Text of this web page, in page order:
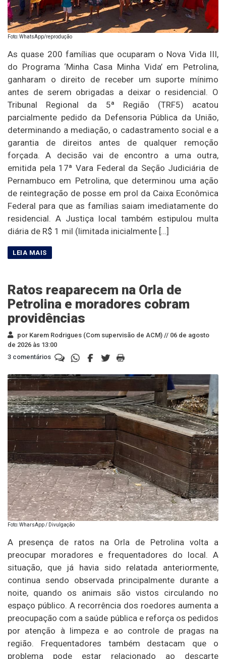
Foto: WhatsApp/reprodução
As quase 200 famílias que ocuparam o Nova Vida III,
do Programa ‘Minha Casa Minha Vida’ em Petrolina,
ganharam o direito de receber um suporte mínimo
antes de serem obrigadas a deixar o residencial. O
Tribunal Regional da 5ª Região (TRF5) acatou
parcialmente pedido da Defensoria Pública da União,
determinando a mediação, o cadastramento social e a
garantia de direitos antes de qualquer remoção
forçada. A decisão vai de encontro a uma outra,
emitida pela 17ª Vara Federal da Seção Judiciária de
Pernambuco em Petrolina, que determinou uma ação
de reintegração de posse em prol da Caixa Econômica
Federal para que as famílias saiam imediatamente do
residencial. A Justiça local também estipulou multa
diária de R$ 1 mil (limitada inicialmente […]
Ratos reaparecem na Orla de
Petrolina e moradores cobram
providências
por Karem Rodrigues (Com supervisão de ACM) // 06 de agosto
de 2026 às 13:00
3 comentários
Foto: WharsApp / Divulgação
A presença de ratos na Orla de Petrolina volta a
preocupar moradores e frequentadores do local. A
situação, que já havia sido relatada anteriormente,
continua sendo observada principalmente durante a
noite, quando os animais são vistos circulando no
espaço público. A recorrência dos roedores aumenta a
preocupação com a saúde pública e reforça os pedidos
por atenção à limpeza e ao controle de pragas na
região. Frequentadores também destacam que o
problema pode estar relacionado ao descarte